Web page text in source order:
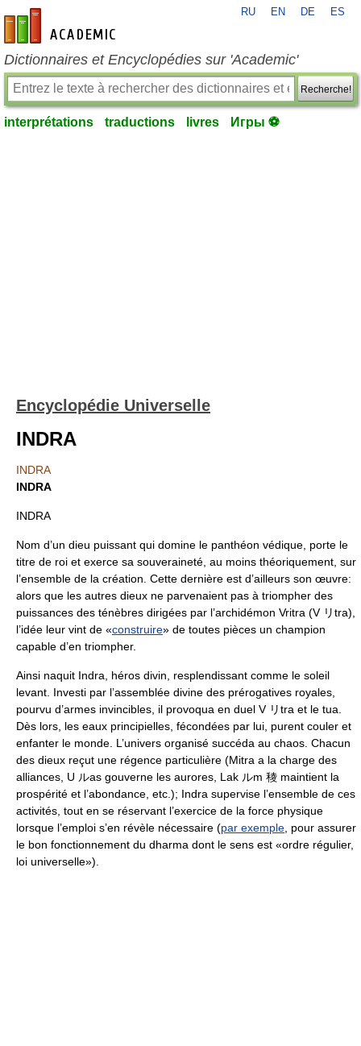
fr-academic.com
RU EN DE ES
Dictionnaires et Encyclopédies sur 'Academic'
Recherche!
interprétations traductions livres Игры ⚽
Encyclopédie Universelle
INDRA
INDRA
INDRA
INDRA
Nom d’un dieu puissant qui domine le panthéon védique, porte le
titre de roi et exerce sa souveraineté, au moins théoriquement, sur
l’ensemble de la création. Cette dernière est d’ailleurs son œuvre:
alors que les autres dieux ne parvenaient pas à triompher des
puissances des ténèbres dirigées par l’archidémon Vritra (V リtra),
l’idée leur vint de «construire» de toutes pièces un champion
capable d’en triompher.
Ainsi naquit Indra, héros divin, resplendissant comme le soleil
levant. Investi par l’assemblée divine des prérogatives royales,
pourvu d’armes invincibles, il provoqua en duel V リtra et le tua.
Dès lors, les eaux principielles, fécondées par lui, purent couler et
enfanter le monde. L’univers organisé succéda au chaos. Chacun
des dieux reçut une régence particulière (Mitra a la charge des
alliances, U ルas gouverne les aurores, Lak ルm 稜 maintient la
prospérité et l’abondance, etc.); Indra supervise l’ensemble de ces
activités, tout en se réservant l’exercice de la force physique
lorsque l’emploi s’en révèle nécessaire (par exemple , pour assurer
le bon fonctionnement du dharma dont le sens est «ordre régulier,
loi universelle»).